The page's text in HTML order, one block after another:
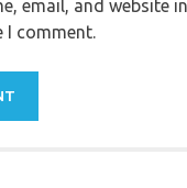
email, and website
I comment.